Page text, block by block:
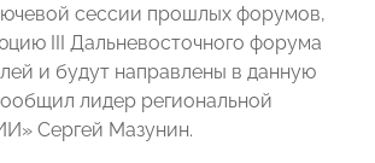
сессии прошлых форумов,
III Дальневосточного форума
и будут направлены в данную
лидер региональной
Сергей Мазунин.